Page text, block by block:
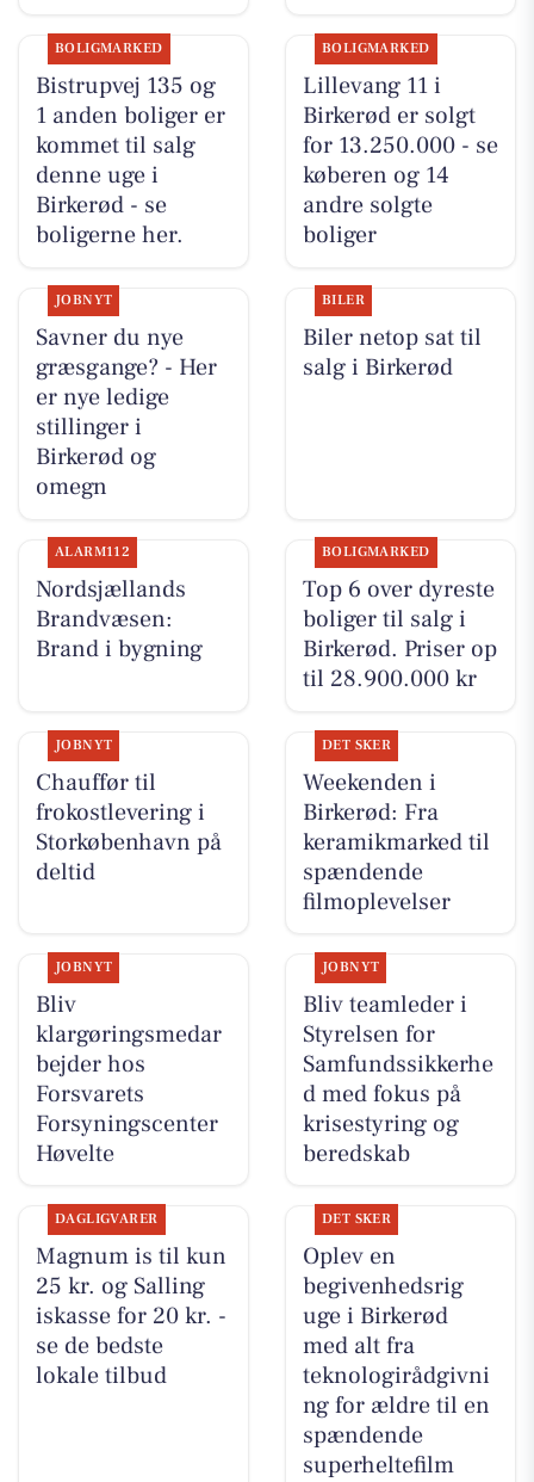
BOLIGMARKED
Bistrupvej 135 og
1 anden boliger er
kommet til salg
denne uge i
Birkerød - se
boligerne her.
BOLIGMARKED
Lillevang 11 i
Birkerød er solgt
for 13.250.000 - se
køberen og 14
andre solgte
boliger
JOBNYT
Savner du nye
græsgange? - Her
er nye ledige
stillinger i
Birkerød og
omegn
BILER
Biler netop sat til
salg i Birkerød
ALARM112
Nordsjællands
Brandvæsen:
Brand i bygning
BOLIGMARKED
Top 6 over dyreste
boliger til salg i
Birkerød. Priser op
til 28.900.000 kr
JOBNYT
Chauffør til
frokostlevering i
Storkøbenhavn på
deltid
DET SKER
Weekenden i
Birkerød: Fra
keramikmarked til
spændende
filmoplevelser
JOBNYT
Bliv
klargøringsmedar
bejder hos
Forsvarets
Forsyningscenter
Høvelte
JOBNYT
Bliv teamleder i
Styrelsen for
Samfundssikkerhe
d med fokus på
krisestyring og
beredskab
DAGLIGVARER
Magnum is til kun
25 kr. og Salling
iskasse for 20 kr. -
se de bedste
lokale tilbud
DET SKER
Oplev en
begivenhedsrig
uge i Birkerød
med alt fra
teknologirådgivni
ng for ældre til en
spændende
superheltefilm